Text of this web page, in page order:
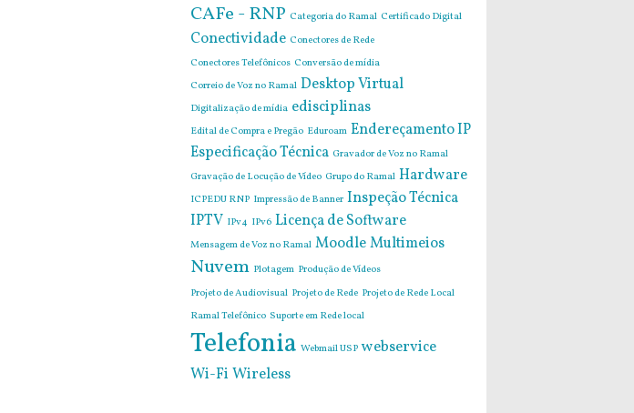
CAFe - RNP Categoria do Ramal Certificado Digital
Conectividade Conectores de Rede
Conectores Telefônicos Conversão de mídia
Correio de Voz no Ramal Desktop Virtual
Digitalização de mídia edisciplinas
Edital de Compra e Pregão Eduroam Endereçamento IP
Especificação Técnica Gravador de Voz no Ramal
Gravação de Locução de Vídeo Grupo do Ramal Hardware
ICPEDU RNP Impressão de Banner Inspeção Técnica
IPTV IPv4 IPv6 Licença de Software
Mensagem de Voz no Ramal MoodleMultimeios
Nuvem Plotagem Produção de Vídeos
Projeto de Audiovisual Projeto de Rede Projeto de Rede Local
Ramal Telefônico Suporte em Rede local
Telefonia Webmail USP webservice
Wi-Fi Wireless